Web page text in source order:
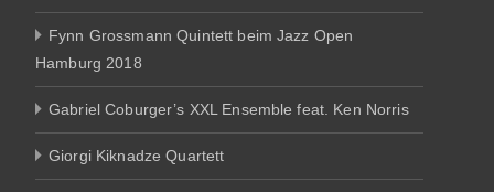
Fynn Grossmann Quintett beim Jazz Open
Hamburg 2018
Gabriel Coburger’s XXL Ensemble feat. Ken Norris
Giorgi Kiknadze Quartett